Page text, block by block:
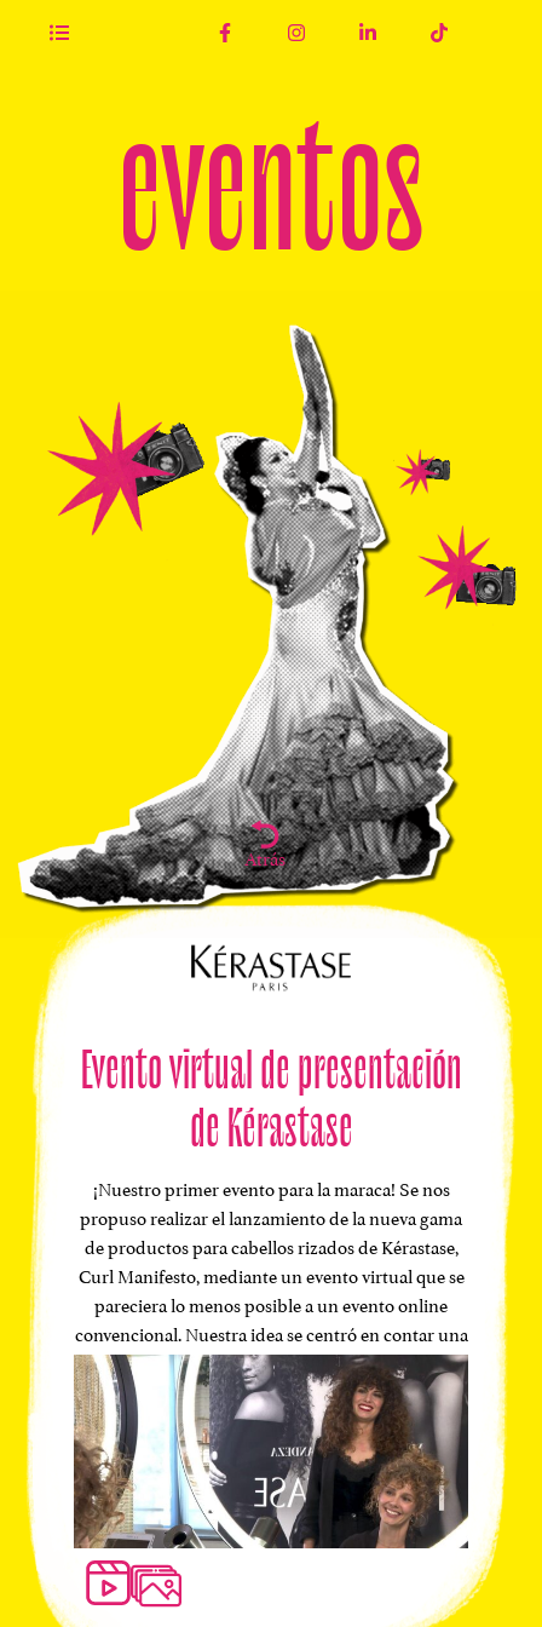
eventos
Atrás
Evento virtual de presentación
de Kérastase
¡Nuestro primer evento para la maraca! Se nos
propuso realizar el lanzamiento de la nueva gama
de productos para cabellos rizados de Kérastase,
Curl Manifesto, mediante un evento virtual que se
pareciera lo menos posible a un evento online
convencional. Nuestra idea se centró en contar una
historia de una forma nunca antes vista en esta
nueva era de eventos virtuales. Por ello, apostamos
por realizar una sitcom que combinaba escenas de
humor y píldoras formativas sobre el cuidado del
cabello rizado y el uso de los distintos productos.
Contamos con la participación de dos actrices de
renombre como Esther Acebo y Sara Herranz, y
una peluquera experta en melenas rizadas. Tras la
sitcom, los espectadores pudieron resolver sus